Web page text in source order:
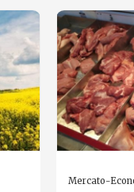
Mercato-